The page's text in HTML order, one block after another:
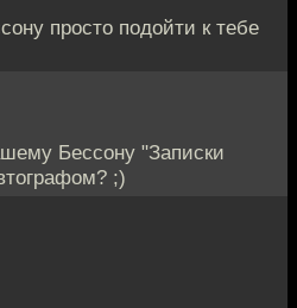
просто подойти к тебе
Бессону "Записки
;)